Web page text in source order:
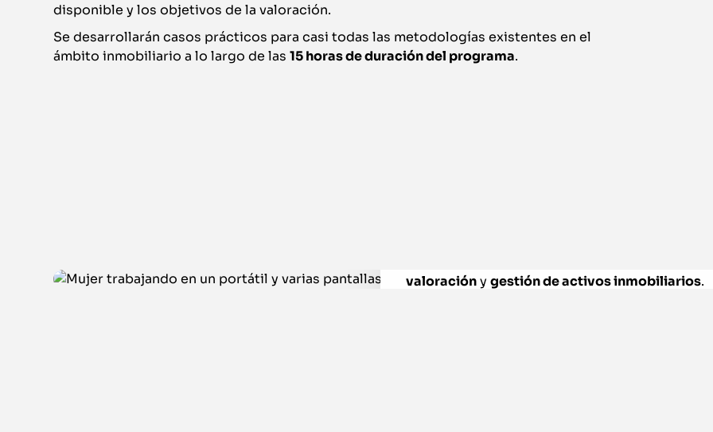
disponible y los objetivos de la valoración.
Se desarrollarán casos prácticos para casi todas las metodologías existentes en el
ámbito inmobiliario a lo largo de las15 horas de duración del programa.
valoraciónygestión de activos inmobiliarios.